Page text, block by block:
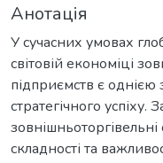
Анотація
У сучасних умовах
світовій економіці
підприємств є
стратегічного успіху.
складності та